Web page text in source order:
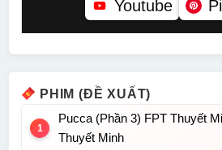
Youtube
PHIM (ĐỀ XUẤT)
Pucca (Phần 3) FPT Thuyết
Thuyết Minh